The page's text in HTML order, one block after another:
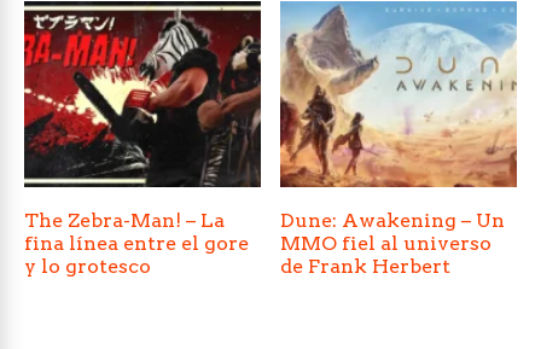
The Zebra-Man! – La
fina línea entre el gore
y lo grotesco
Dune: Awakening – Un
MMO fiel al universo
de Frank Herbert